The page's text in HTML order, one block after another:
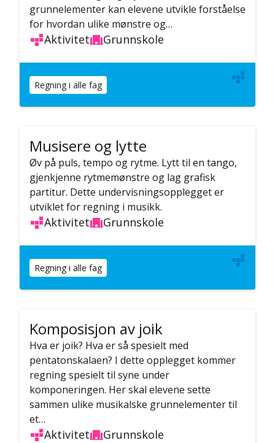
grunnelementer kan elevene utvikle forståelse
for hvordan ulike mønstre og…
Aktivitet Grunnskole
Regning i alle fag
Musisere og lytte
Øv på puls, tempo og rytme. Lytt til en tango,
gjenkjenne rytmemønstre og lag grafisk
partitur. Dette undervisningsopplegget er
utviklet for regning i musikk.
Aktivitet Grunnskole
Regning i alle fag
Komposisjon av joik
Hva er joik? Hva er så spesielt med
pentatonskalaen? I dette opplegget kommer
regning spesielt til syne under
komponeringen. Her skal elevene sette
sammen ulike musikalske grunnelementer til
et…
Aktivitet Grunnskole